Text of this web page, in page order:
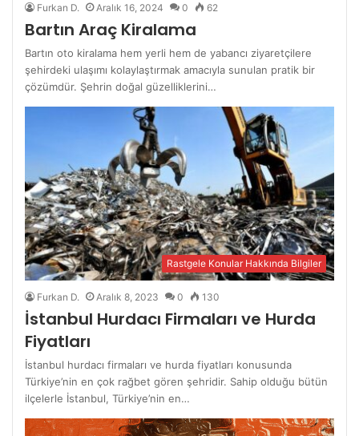
Furkan D. Aralık 16, 2024 0 62
Bartın Araç Kiralama
Bartın oto kiralama hem yerli hem de yabancı ziyaretçilere
şehirdeki ulaşımı kolaylaştırmak amacıyla sunulan pratik bir
çözümdür. Şehrin doğal güzelliklerini…
Rastgele Konular Hakkında Bilgiler
Furkan D. Aralık 8, 2023 0 130
İstanbul Hurdacı Firmaları ve Hurda
Fiyatları
İstanbul hurdacı firmaları ve hurda fiyatları konusunda
Türkiye’nin en çok rağbet gören şehridir. Sahip olduğu bütün
ilçelerle İstanbul, Türkiye’nin en…